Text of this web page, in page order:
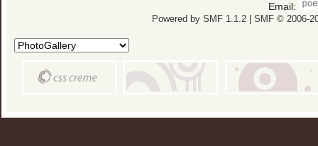
Email:
Powered by SMF 1.1.2| SMF © 2006-